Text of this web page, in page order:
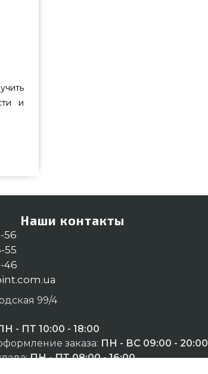
и
в
Наши контакты
56
55
46
99/4
- ПТ 10:00 - 18:00
заказа: ПН - ВС 09:00 - 20:00
ПН - ПТ 08:00 - 16:00